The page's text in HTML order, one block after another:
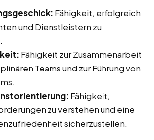
Fähigkeit, erfolgreich
und Dienstleistern zu
Fähigkeit zur Zusammenarbeit
Teams und zur Führung von
Fähigkeit,
zu verstehen und eine
sicherzustellen.